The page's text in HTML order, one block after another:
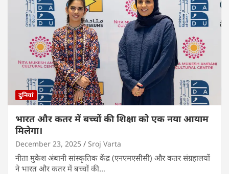
दुनियां
भारत और कतर में बच्चों की शिक्षा को एक नया आयाम
मिलेगा।
December 23, 2025 Sroj Varta
नीता मुकेश अंबानी सांस्कृतिक केंद्र (एनएमएसीसी) और कतर संग्रहालयों
ने भारत और कतर में बच्चों की…